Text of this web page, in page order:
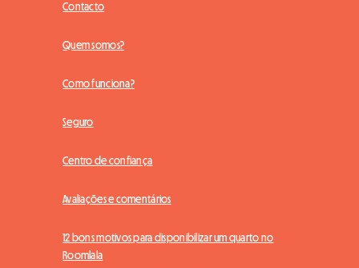
Contacto
Quem somos?
Como funciona?
Seguro
Centro de confiança
Avaliações e comentários
12 bons motivos para disponibilizar um quarto no
Roomlala